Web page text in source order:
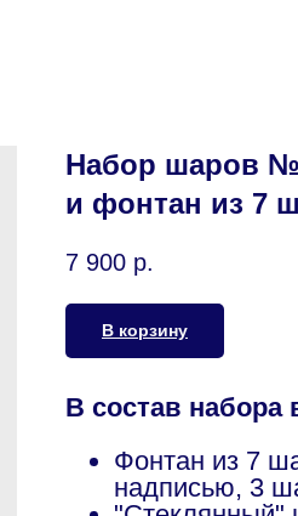
Набор шаров
и фонтан из 7
7 900 р.
В корзину
В состав набора
Фонтан из 7
надписью, 3